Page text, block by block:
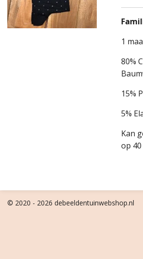
1
80%
15%
5%
Kan
op
© 2020 - 2026 debeeldentuinwebshop.nl